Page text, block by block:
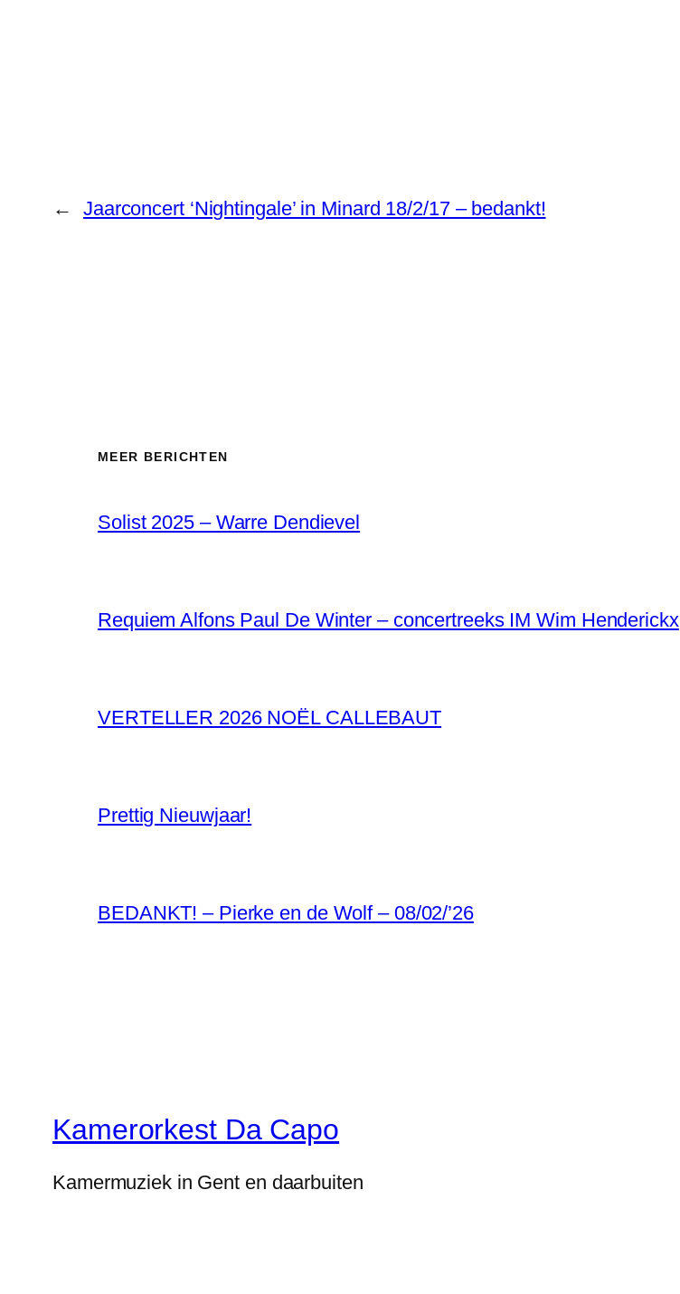
← Jaarconcert ‘Nightingale’ in Minard 18/2/17 – bedankt!
MEER BERICHTEN
Solist 2025 – Warre Dendievel
Requiem Alfons Paul De Winter – concertreeks IM Wim Henderickx
VERTELLER 2026 NOËL CALLEBAUT
Prettig Nieuwjaar!
BEDANKT! – Pierke en de Wolf – 08/02/’26
Kamerorkest Da Capo
Kamermuziek in Gent en daarbuiten